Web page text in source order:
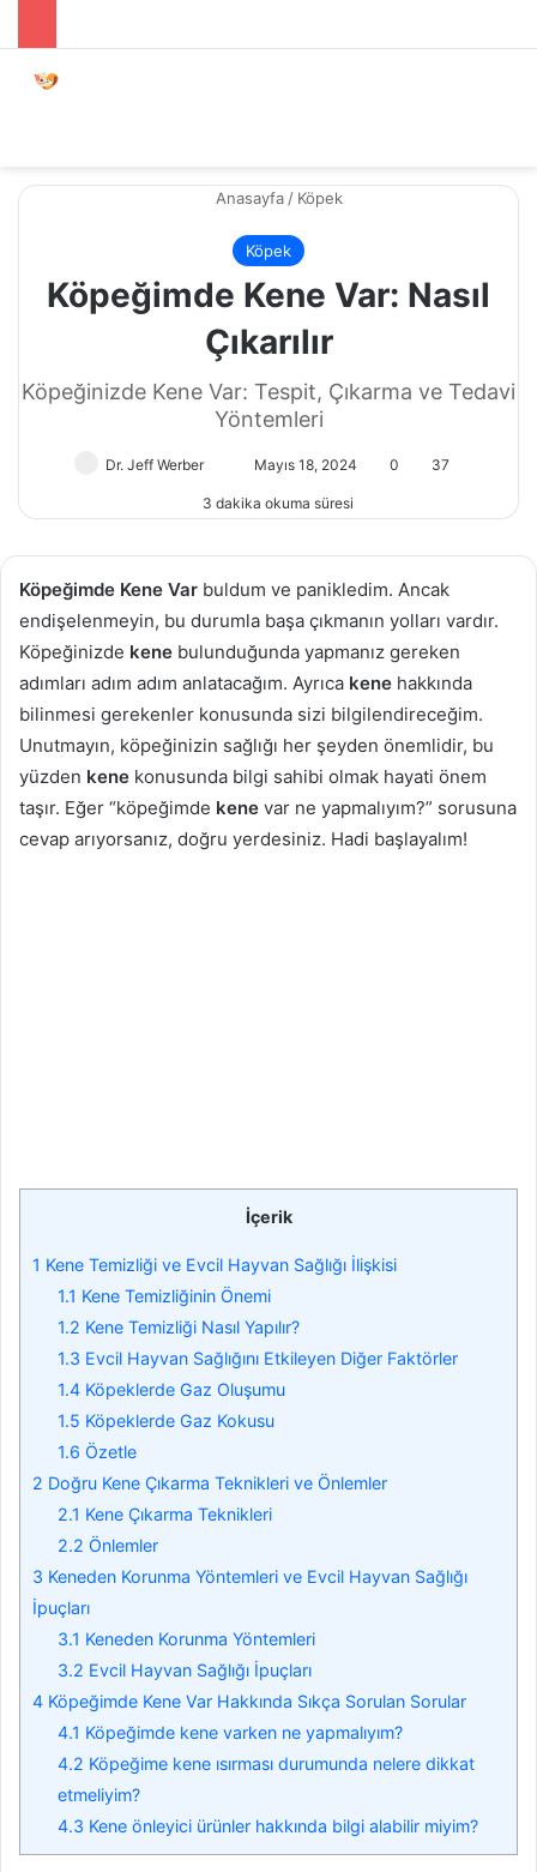
Anasayfa / Köpek
Köpek
Köpeğimde Kene Var: Nasıl
Çıkarılır
Köpeğinizde Kene Var: Tespit, Çıkarma ve Tedavi
Yöntemleri
Dr. Jeff Werber
posta
Mayıs 18, 2024 0 37
3 dakika okuma süresi
Köpeğimde Kene Var buldum ve panikledim. Ancak
endişelenmeyin, bu durumla başa çıkmanın yolları vardır.
Köpeğinizde kene bulunduğunda yapmanız gereken
adımları adım adım anlatacağım. Ayrıca kene hakkında
bilinmesi gerekenler konusunda sizi bilgilendireceğim.
Unutmayın, köpeğinizin sağlığı her şeyden önemlidir, bu
yüzden kene konusunda bilgi sahibi olmak hayati önem
taşır. Eğer “köpeğimde kene var ne yapmalıyım?” sorusuna
cevap arıyorsanız, doğru yerdesiniz. Hadi başlayalım!
İçerik
1 Kene Temizliği ve Evcil Hayvan Sağlığı İlişkisi
1.1 Kene Temizliğinin Önemi
1.2 Kene Temizliği Nasıl Yapılır?
1.3 Evcil Hayvan Sağlığını Etkileyen Diğer Faktörler
1.4 Köpeklerde Gaz Oluşumu
1.5 Köpeklerde Gaz Kokusu
1.6 Özetle
2 Doğru Kene Çıkarma Teknikleri ve Önlemler
2.1 Kene Çıkarma Teknikleri
2.2 Önlemler
3 Keneden Korunma Yöntemleri ve Evcil Hayvan Sağlığı
İpuçları
3.1 Keneden Korunma Yöntemleri
3.2 Evcil Hayvan Sağlığı İpuçları
4 Köpeğimde Kene Var Hakkında Sıkça Sorulan Sorular
4.1 Köpeğimde kene varken ne yapmalıyım?
4.2 Köpeğime kene ısırması durumunda nelere dikkat
etmeliyim?
4.3 Kene önleyici ürünler hakkında bilgi alabilir miyim?